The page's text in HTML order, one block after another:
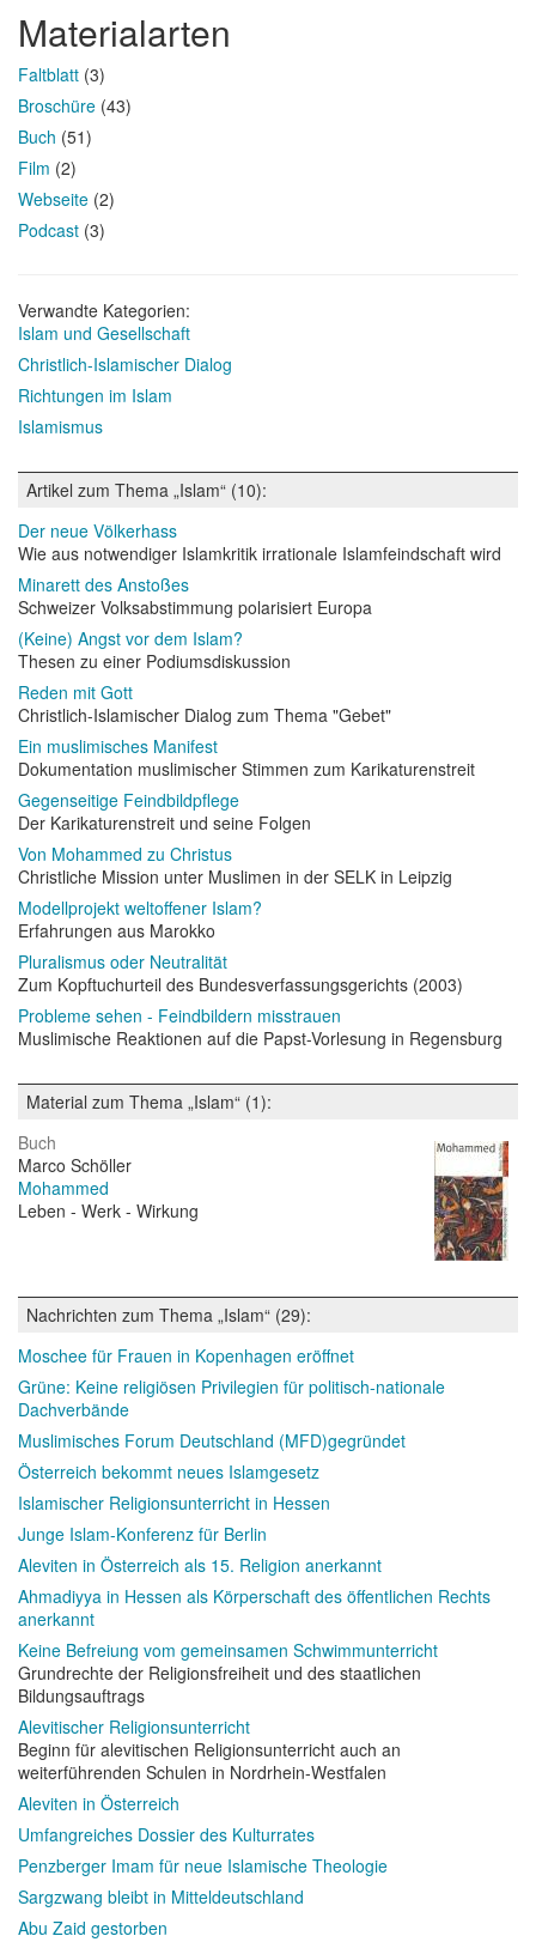
Materialarten
Faltblatt (3)
Broschüre (43)
Buch (51)
Film (2)
Webseite (2)
Podcast (3)
Verwandte Kategorien:
Islam und Gesellschaft
Christlich-Islamischer Dialog
Richtungen im Islam
Islamismus
Artikel zum Thema „Islam“ (10):
Der neue Völkerhass
Wie aus notwendiger Islamkritik irrationale Islamfeindschaft wird
Minarett des Anstoßes
Schweizer Volksabstimmung polarisiert Europa
(Keine) Angst vor dem Islam?
Thesen zu einer Podiumsdiskussion
Reden mit Gott
Christlich-Islamischer Dialog zum Thema "Gebet"
Ein muslimisches Manifest
Dokumentation muslimischer Stimmen zum Karikaturenstreit
Gegenseitige Feindbildpflege
Der Karikaturenstreit und seine Folgen
Von Mohammed zu Christus
Christliche Mission unter Muslimen in der SELK in Leipzig
Modellprojekt weltoffener Islam?
Erfahrungen aus Marokko
Pluralismus oder Neutralität
Zum Kopftuchurteil des Bundesverfassungsgerichts (2003)
Probleme sehen - Feindbildern misstrauen
Muslimische Reaktionen auf die Papst-Vorlesung in Regensburg
Material zum Thema „Islam“ (1):
Buch
Marco Schöller
Mohammed
Leben - Werk - Wirkung
Nachrichten zum Thema „Islam“ (29):
Moschee für Frauen in Kopenhagen eröffnet
Grüne: Keine religiösen Privilegien für politisch-nationale
Dachverbände
Muslimisches Forum Deutschland (MFD)gegründet
Österreich bekommt neues Islamgesetz
Islamischer Religionsunterricht in Hessen
Junge Islam-Konferenz für Berlin
Aleviten in Österreich als 15. Religion anerkannt
Ahmadiyya in Hessen als Körperschaft des öffentlichen Rechts
anerkannt
Keine Befreiung vom gemeinsamen Schwimmunterricht
Grundrechte der Religionsfreiheit und des staatlichen
Bildungsauftrags
Alevitischer Religionsunterricht
Beginn für alevitischen Religionsunterricht auch an
weiterführenden Schulen in Nordrhein-Westfalen
Aleviten in Österreich
Umfangreiches Dossier des Kulturrates
Penzberger Imam für neue Islamische Theologie
Sargzwang bleibt in Mitteldeutschland
Abu Zaid gestorben